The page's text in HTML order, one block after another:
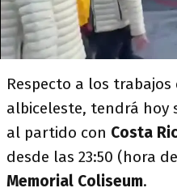
Respecto a los
albiceleste, tendrá hoy
al partido con Costa
desde las 23:50 (hora
Memorial Coliseum.